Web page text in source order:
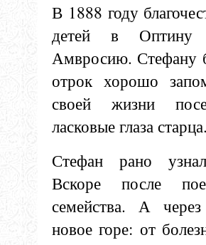
В 1888 году
детей в Оптину
Амвросию. Стефану
отрок хорошо
своей жизни
ласковые глаза
Стефан рано
Вскоре после
семейства. А
новое горе: от